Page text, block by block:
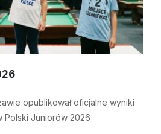
opublikował oficjalne wyniki
Polski Juniorów 2026